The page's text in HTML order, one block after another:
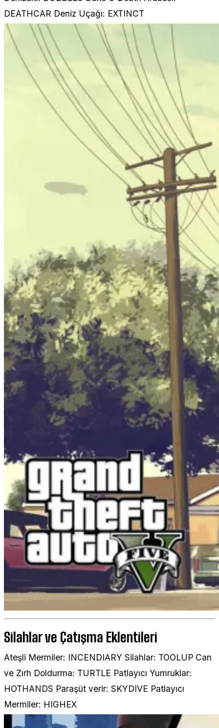
DEATHCAR Deniz Uçağı: EXTINCT
Silahlar ve Çatışma Eklentileri
Ateşli Mermiler: INCENDIARY Silahlar: TOOLUP Can
ve Zırh Doldurma: TURTLE Patlayıcı Yumruklar:
HOTHANDS Paraşüt verir: SKYDIVE Patlayıcı
Mermiler: HIGHEX